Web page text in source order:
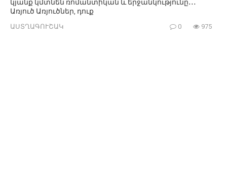
կյանք կմտնեն ռոմանտիկան և երջանկությունը․․․
Առյուծ Առյուծներ, դուք
ԱՍՏՂԱԳՈՒՇԱԿ 0 975